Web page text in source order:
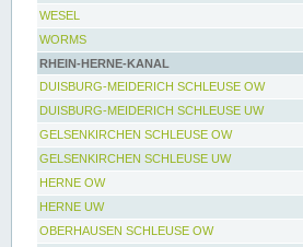
WESEL
WORMS
RHEIN-HERNE-KANAL
DUISBURG-MEIDERICH SCHLEUSE OW
DUISBURG-MEIDERICH SCHLEUSE UW
GELSENKIRCHEN SCHLEUSE OW
GELSENKIRCHEN SCHLEUSE UW
HERNE OW
HERNE UW
OBERHAUSEN SCHLEUSE OW